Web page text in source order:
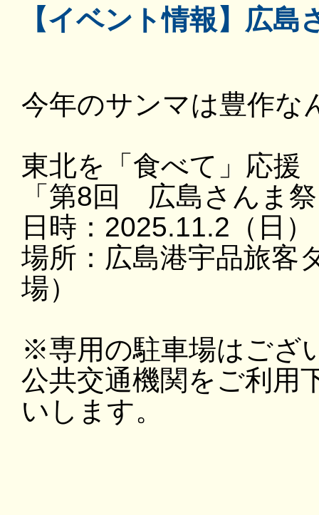
【イベント情報】広島
今年のサンマは豊作な
東北を「食べて」応援
「第8回 広島さんま
日時：2025.11.2（日
場所：広島港宇品旅
場）
※専用の駐車場はござ
公共交通機関をご利用
いします。